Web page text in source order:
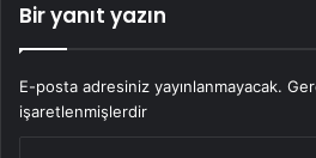
Bir yanıt yazın
E-posta adresiniz yayınlanmayacak.
işaretlenmişlerdir